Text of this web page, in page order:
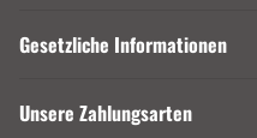
Gesetzliche Informationen
Unsere Zahlungsarten